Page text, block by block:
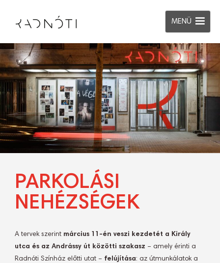
MENÜ
PARKOLÁSI
NEHÉZSÉGEK
A tervek szerint március 11-én veszi kezdetét a Király
utca és az Andrássy út közötti szakasz – amely érinti a
Radnóti Színház előtti utat – felújítása: az útmunkálatok a